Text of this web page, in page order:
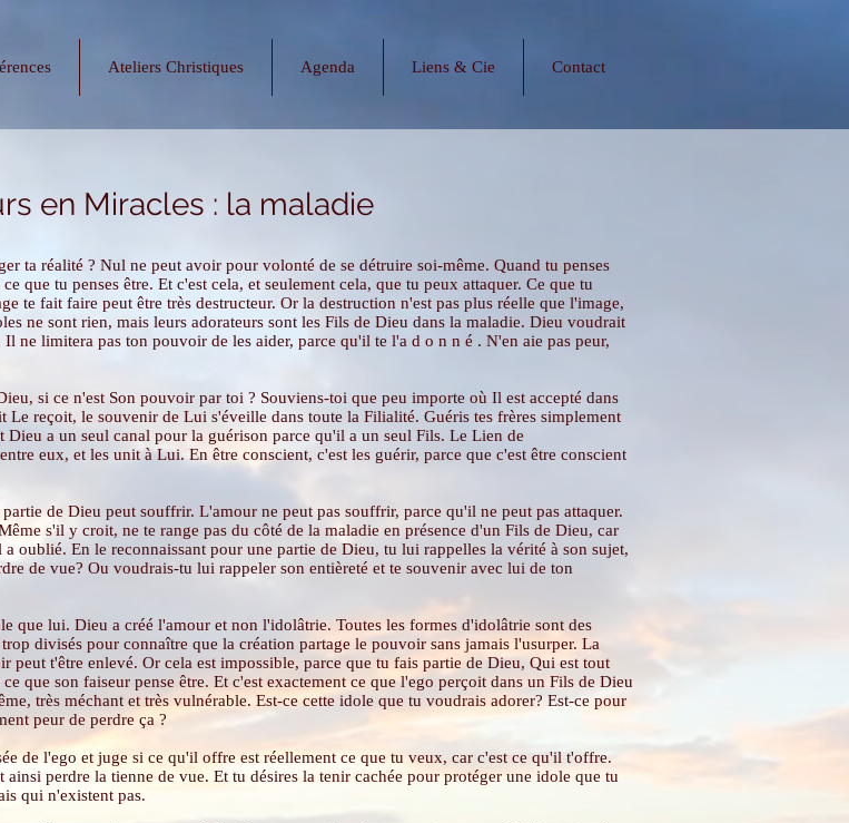
Ateliers Christiques Agenda Liens & Cie Contact
en Miracles : la maladie
ta réalité ? Nul ne peut avoir pour volonté de se détruire soi-même. Quand tu penses
que tu penses être. Et c'est cela, et seulement cela, que tu peux attaquer. Ce que tu
te fait faire peut être très destructeur. Or la destruction n'est pas plus réelle que l'image,
ne sont rien, mais leurs adorateurs sont les Fils de Dieu dans la maladie. Dieu voudrait
ne limitera pas ton pouvoir de les aider, parce qu'il te l'a d o n n é . N'en aie pas peur,
si ce n'est Son pouvoir par toi ? Souviens-toi que peu importe où Il est accepté dans
reçoit, le souvenir de Lui s'éveille dans toute la Filialité. Guéris tes frères simplement
Dieu a un seul canal pour la guérison parce qu'il a un seul Fils. Le Lien de
eux, et les unit à Lui. En être conscient, c'est les guérir, parce que c'est être conscient
de Dieu peut souffrir. L'amour ne peut pas souffrir, parce qu'il ne peut pas attaquer.
s'il y croit, ne te range pas du côté de la maladie en présence d'un Fils de Dieu, car
En le reconnaissant pour une partie de Dieu, tu lui rappelles la vérité à son sujet,
de vue? Ou voudrais-tu lui rappeler son entièreté et te souvenir avec lui de ton
que lui. Dieu a créé l'amour et non l'idolâtrie. Toutes les formes d'idolâtrie sont des
divisés pour connaître que la création partage le pouvoir sans jamais l'usurper. La
peut t'être enlevé. Or cela est impossible, parce que tu fais partie de Dieu, Qui est tout
que son faiseur pense être. Et c'est exactement ce que l'ego perçoit dans un Fils de Dieu
très méchant et très vulnérable. Est-ce cette idole que tu voudrais adorer? Est-ce pour
peur de perdre ça ?
de l'ego et juge si ce qu'il offre est réellement ce que tu veux, car c'est ce qu'il t'offre.
perdre la tienne de vue. Et tu désires la tenir cachée pour protéger une idole que tu
qui n'existent pas.